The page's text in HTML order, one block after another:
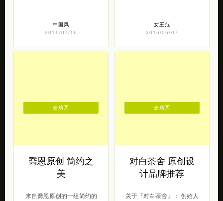
中国风
2019/07/16
女王范
2016/06/07
喬恩原创 简约之
美
来自喬恩原创的一组简约的
去购买
对白茶舍 原创设
计品牌推荐
关于『对白茶舍』： 创始人
去购买